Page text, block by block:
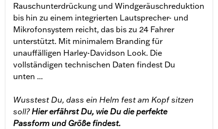
Rauschunterdrückung und Windgeräuschreduktion
bis hin zu einem integrierten Lautsprecher- und
Mikrofonsystem reicht, das bis zu 24 Fahrer
unterstützt. Mit minimalem Branding für
unauffälligen Harley-Davidson Look. Die
vollständigen technischen Daten findest Du
unten ...
Wusstest Du, dass ein Helm fest am Kopf sitzen
soll?Hier erfährst Du, wie Du die perfekte
Passform und Größe findest.